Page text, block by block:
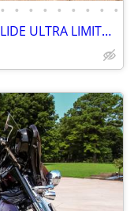
• • • • • • • • •
2014 HARLEY DAVIDSON ELECTRA GLIDE ULTRA LIMITED 12K MILES SEE VIDEO